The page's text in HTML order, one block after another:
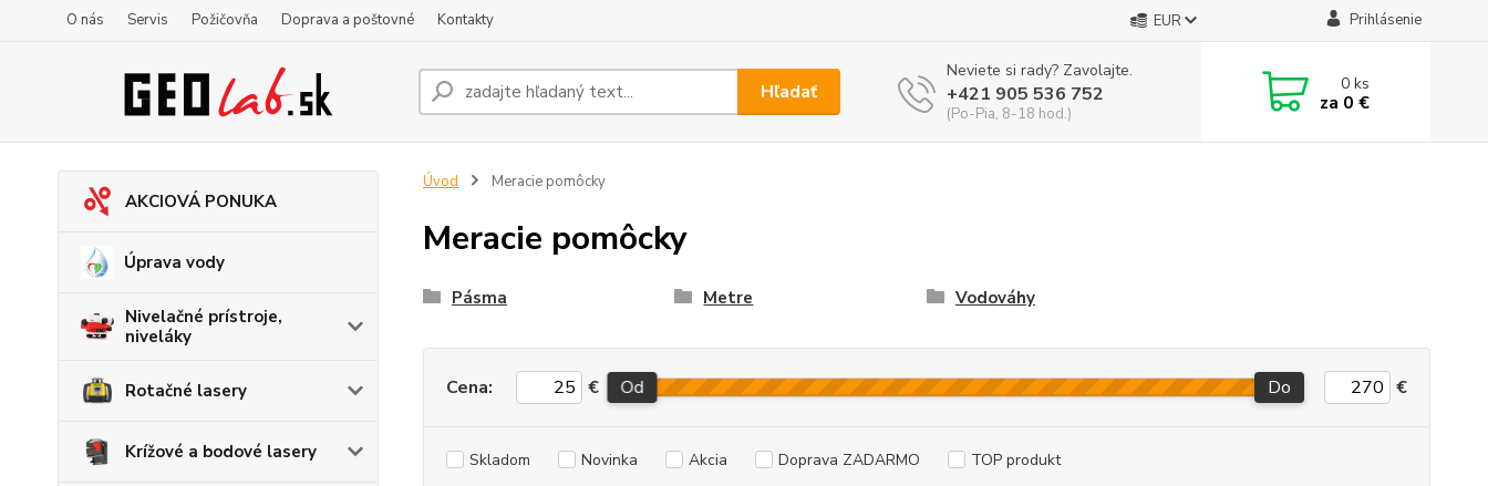
O nás Servis Požičovňa Doprava a poštovné Kontakty EUR Prihlásenie
Hľadať
Neviete si rady? Zavolajte.
+421 905 536 752
(Po-Pia, 8-18 hod.)
0ks
za 0 €
AKCIOVÁ PONUKA
Úprava vody
Nivelačné prístroje,
niveláky
Rotačné lasery
Krížové a bodové lasery
Úvod Meracie pomôcky
Meracie pomôcky
Pásma Metre Vodováhy
Cena: € Od Do €
Skladom Novinka Akcia Doprava ZADARMO TOP produkt